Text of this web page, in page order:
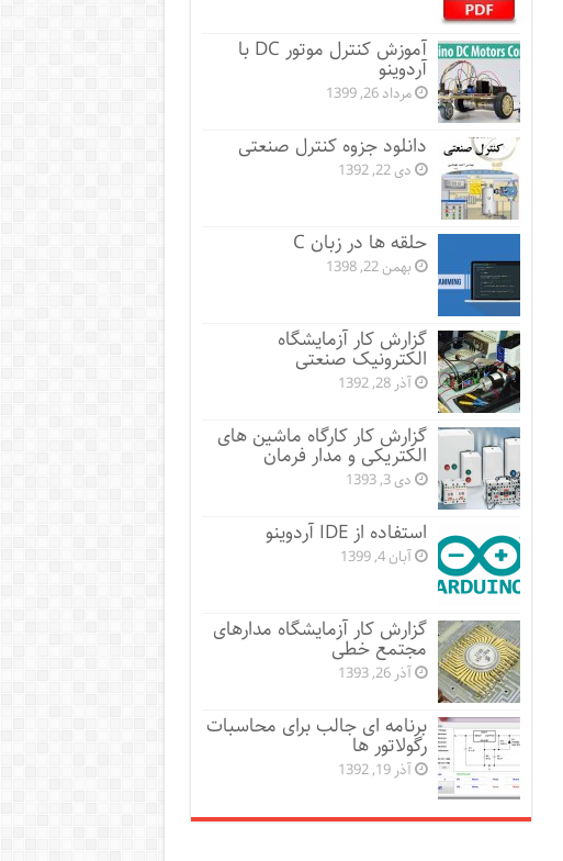
آموزش کنترل موتور DC با
آردوینو
مرداد 26, 1399
دانلود جزوه کنترل صنعتی
دی 22, 1392
حلقه ها در زبان C
بهمن 22, 1398
گزارش کار آزمایشگاه
الکترونیک صنعتی
آذر 28, 1392
گزارش کار کارگاه ماشین های
الکتریکی و مدار فرمان
دی 3, 1393
استفاده از IDE آردوینو
آبان 4, 1399
گزارش کار آزمایشگاه مدارهای
مجتمع خطی
آذر 26, 1393
برنامه ای جالب برای محاسبات
رگولاتور ها
آذر 19, 1392